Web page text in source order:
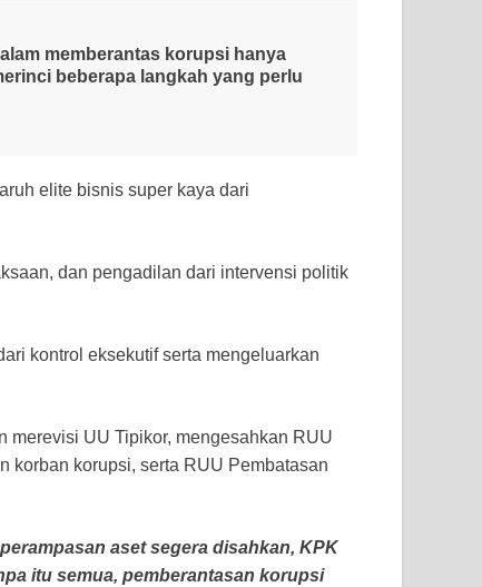
memberantas korupsi hanya
beberapa langkah yang perlu
elite bisnis super kaya dari
dan pengadilan dari intervensi politik
kontrol eksekutif serta mengeluarkan
merevisi UU Tipikor, mengesahkan RUU
korban korupsi, serta RUU Pembatasan
aset segera disahkan, KPK
itu semua, pemberantasan korupsi